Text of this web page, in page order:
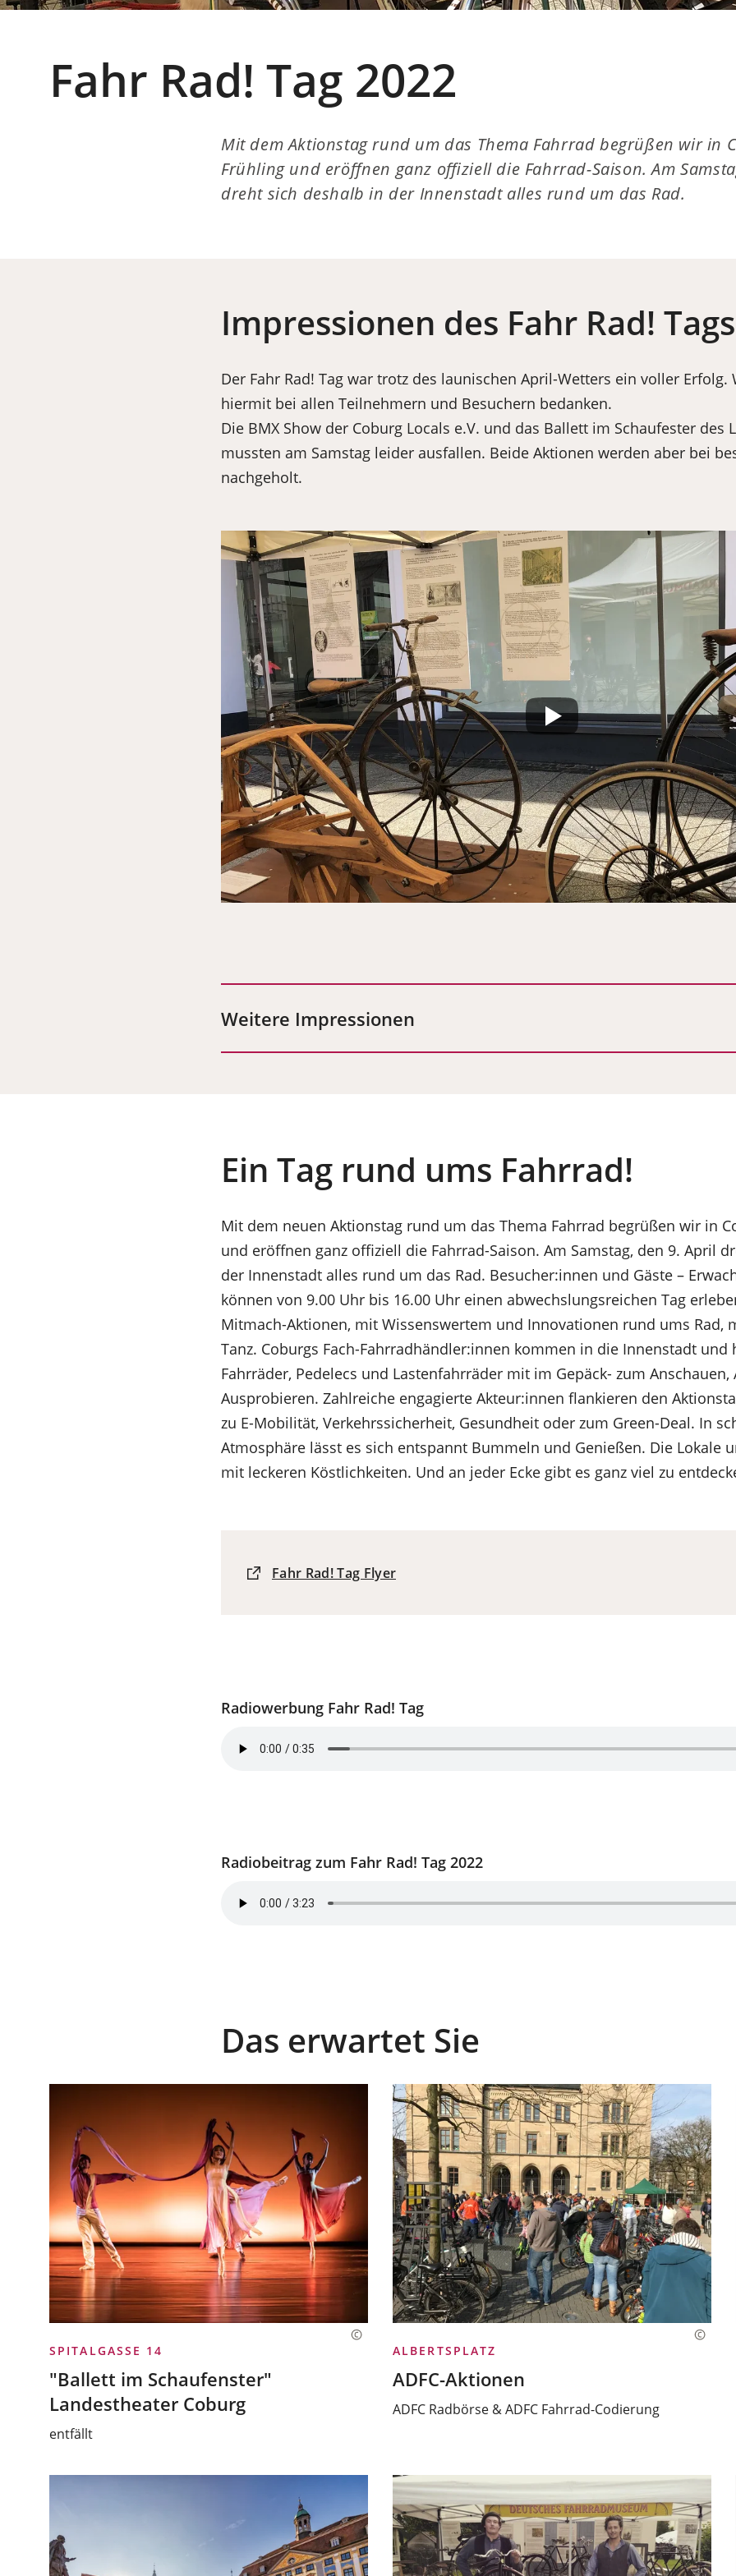
Fahr Rad! Tag 2022
Mit dem Aktionstag rund um das Thema Fahrrad begrüßen wir in
Frühling und eröffnen ganz offiziell die Fahrrad-Saison. Am
dreht sich deshalb in der Innenstadt alles rund um das Rad.
Impressionen des Fahr Rad! Tags
Der Fahr Rad! Tag war trotz des launischen April-Wetters ein voller Erfolg.
hiermit bei allen Teilnehmern und Besuchern bedanken.
Die BMX Show der Coburg Locals e.V. und das Ballett im Schaufester des
mussten am Samstag leider ausfallen. Beide Aktionen werden aber bei
nachgeholt.
Weitere Impressionen
Ein Tag rund ums Fahrrad!
Mit dem neuen Aktionstag rund um das Thema Fahrrad begrüßen wir in
und eröffnen ganz offiziell die Fahrrad-Saison. Am Samstag, den 9. April
der Innenstadt alles rund um das Rad. Besucher:innen und Gäste –
können von 9.00 Uhr bis 16.00 Uhr einen abwechslungsreichen Tag
Mitmach-Aktionen, mit Wissenswertem und Innovationen rund ums Rad,
Tanz. Coburgs Fach-Fahrradhändler:innen kommen in die Innenstadt und
Fahrräder, Pedelecs und Lastenfahrräder mit im Gepäck- zum Anschauen,
Ausprobieren. Zahlreiche engagierte Akteur:innen flankieren den
zu E-Mobilität, Verkehrssicherheit, Gesundheit oder zum Green-Deal. In
Atmosphäre lässt es sich entspannt Bummeln und ­Genießen. Die Lokale
mit ­leckeren ­Köstlichkeiten. Und an jeder Ecke gibt es ganz viel zu
Fahr Rad! Tag Flyer
(Öffnet
Radiowerbung Fahr Rad! Tag
Radiobeitrag zum Fahr Rad! Tag 2022
Das erwartet Sie
SPITALGASSE 14
"Ballett im Schaufenster"
Landestheater Coburg
entfällt
ALBERTSPLATZ
ADFC-Aktionen
ADFC Radbörse & ADFC Fahrrad-Codierung